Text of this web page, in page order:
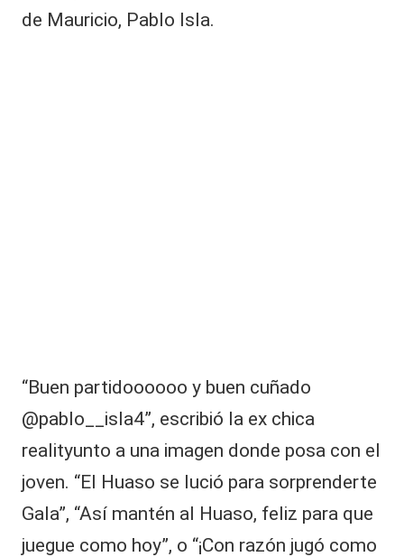
de Mauricio, Pablo Isla.
“Buen partidoooooo y buen cuñado
@pablo__isla4”, escribió la ex chica
realityunto a una imagen donde posa con el
joven. “El Huaso se lució para sorprenderte
Gala”, “Así mantén al Huaso, feliz para que
juegue como hoy”, o “¡Con razón jugó como